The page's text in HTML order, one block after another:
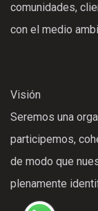
comunidades,
con el medio
Visión
Seremos una
participemos,
de modo que
plenamente